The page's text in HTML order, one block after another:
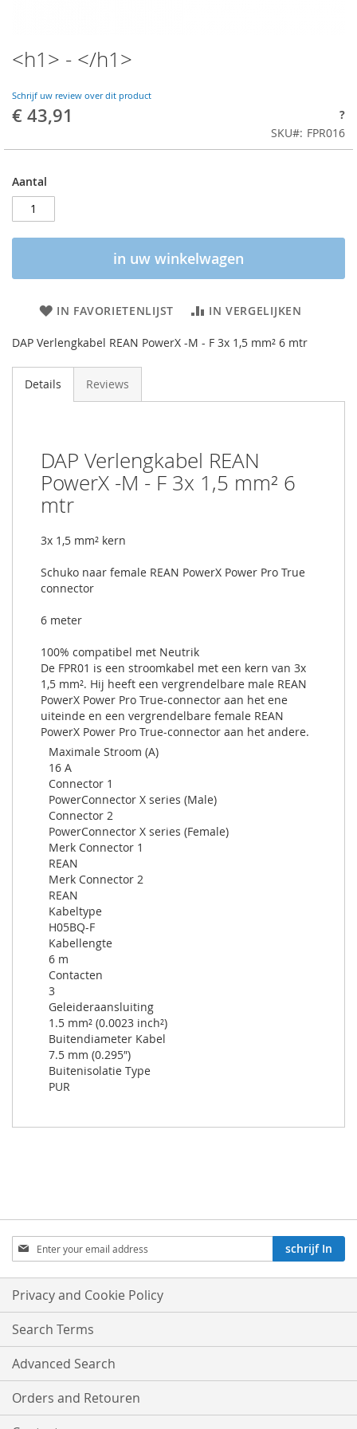
<h1> - </h1>
Schrijf uw review over dit product
€ 43,91
?
SKU
FPR016
Aantal
in uw winkelwagen
IN FAVORIETENLIJST IN VERGELIJKEN
DAP Verlengkabel REAN PowerX -M - F 3x 1,5 mm² 6 mtr
Details Reviews
DAP Verlengkabel REAN
PowerX -M - F 3x 1,5 mm² 6
mtr
3x 1,5 mm² kern
Schuko naar female REAN PowerX Power Pro True
connector
6 meter
100% compatibel met Neutrik
De FPR01 is een stroomkabel met een kern van 3x
1,5 mm². Hij heeft een vergrendelbare male REAN
PowerX Power Pro True-connector aan het ene
uiteinde en een vergrendelbare female REAN
PowerX Power Pro True-connector aan het andere.
Maximale Stroom (A)
16 A
Connector 1
PowerConnector X series (Male)
Connector 2
PowerConnector X series (Female)
Merk Connector 1
REAN
Merk Connector 2
REAN
Kabeltype
H05BQ-F
Kabellengte
6 m
Contacten
3
Geleideraansluiting
1.5 mm² (0.0023 inch²)
Buitendiameter Kabel
7.5 mm (0.295″)
Buitenisolatie Type
PUR
Aboneren
op
onze
nieuwsbrief:
schrijf In
Privacy and Cookie Policy
Search Terms
Advanced Search
Orders and Retouren